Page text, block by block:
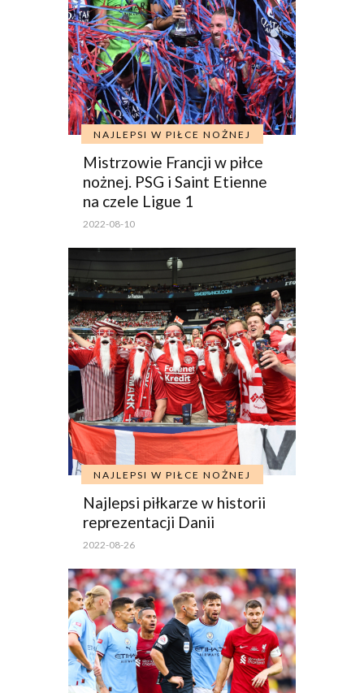
NAJLEPSI W PIŁCE NOŻNEJ
Mistrzowie Francji w piłce
nożnej. PSG i Saint Etienne
na czele Ligue 1
2022-08-10
NAJLEPSI W PIŁCE NOŻNEJ
Najlepsi piłkarze w historii
reprezentacji Danii
2022-08-26